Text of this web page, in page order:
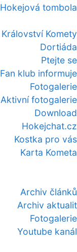
Hokejová tombola
Království Komety
Dortiáda
Ptejte se
Fan klub informuje
Fotogalerie
Aktivní fotogalerie
Download
Hokejchat.cz
Kostka pro vás
Karta Kometa
Archiv článků
Archiv aktualit
Fotogalerie
Youtube kanál